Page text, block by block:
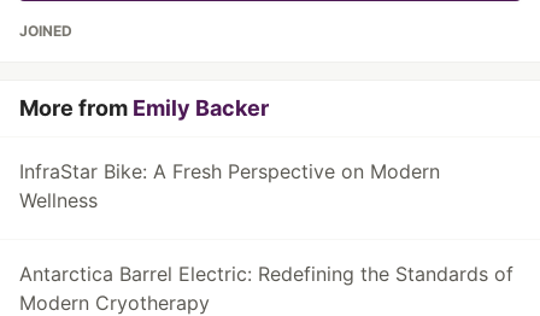
JOINED
More from Emily Backer
InfraStar Bike: A Fresh Perspective on Modern
Wellness
Antarctica Barrel Electric: Redefining the Standards of
Modern Cryotherapy